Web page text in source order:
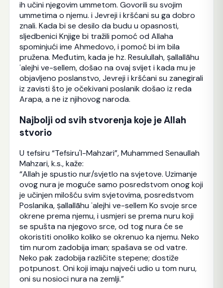
ih učini njegovim ummetom. Govorili su svojim
ummetima o njemu. i Jevreji i kršćani su ga dobro
znali. Kada bi se desilo da budu u opasnosti,
sljedbenici Knjige bi tražili pomoć od Allaha
spominjući ime Ahmedovo, i pomoć bi im bila
pružena. Međutim, kada je hz. Resulullah, ṣallallāhu
ʿalejhi ve-sellem, došao na ovaj svijet i kada mu je
objavljeno poslanstvo, Jevreji i kršćani su zanegirali
iz zavisti što je očekivani poslanik došao iz reda
Arapa, a ne iz njihovog naroda.
Najbolji od svih stvorenja koje je Allah
stvorio
U tefsiru “Tefsiru'l-Mahzari”, Muhammed Senaullah
Mahzari, k.s., kaže:
“Allah je spustio nur/svjetlo na svjetove. Uzimanje
ovog nura je moguće samo posredstvom onog koji
je učinjen milošću svim svjetovima, posredstvom
Poslanika, ṣallallāhu ʿalejhi ve-sellem Ko svoje srce
okrene prema njemu, i usmjeri se prema nuru koji
se spušta na njegovo srce, od tog nura će se
okoristiti onoliko koliko se okrenuo ka njemu. Neko
tim nurom zadobija iman; spašava se od vatre.
Neko pak zadobija različite stepene; dostiže
potpunost. Oni koji imaju najveći udio u tom nuru,
oni su nosioci nura na zemlji.”